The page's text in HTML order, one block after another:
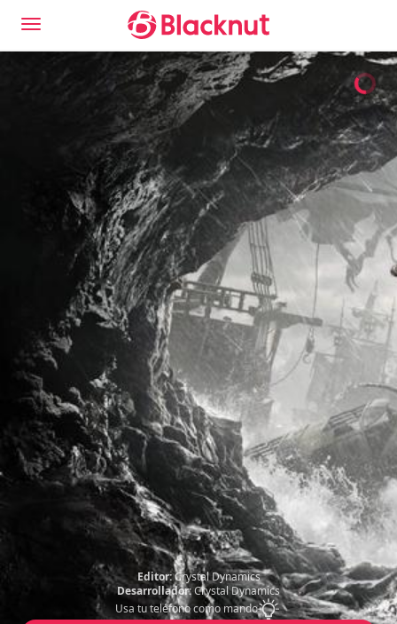
Editor:Crystal Dynamics
Desarrollador:Crystal Dynamics
Usa tu teléfono como mando